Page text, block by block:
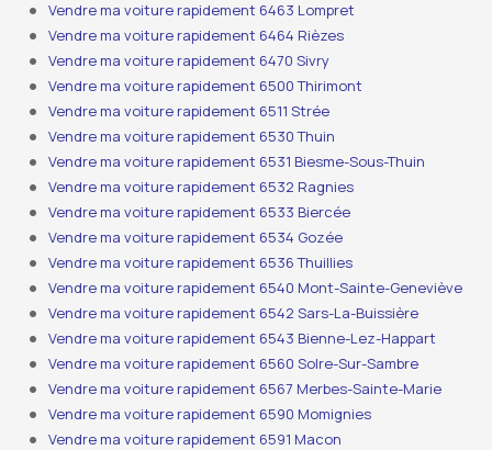
Vendre ma voiture rapidement 6463 Lompret
Vendre ma voiture rapidement 6464 Rièzes
Vendre ma voiture rapidement 6470 Sivry
Vendre ma voiture rapidement 6500 Thirimont
Vendre ma voiture rapidement 6511 Strée
Vendre ma voiture rapidement 6530 Thuin
Vendre ma voiture rapidement 6531 Biesme-Sous-Thuin
Vendre ma voiture rapidement 6532 Ragnies
Vendre ma voiture rapidement 6533 Biercée
Vendre ma voiture rapidement 6534 Gozée
Vendre ma voiture rapidement 6536 Thuillies
Vendre ma voiture rapidement 6540 Mont-Sainte-Geneviève
Vendre ma voiture rapidement 6542 Sars-La-Buissière
Vendre ma voiture rapidement 6543 Bienne-Lez-Happart
Vendre ma voiture rapidement 6560 Solre-Sur-Sambre
Vendre ma voiture rapidement 6567 Merbes-Sainte-Marie
Vendre ma voiture rapidement 6590 Momignies
Vendre ma voiture rapidement 6591 Macon